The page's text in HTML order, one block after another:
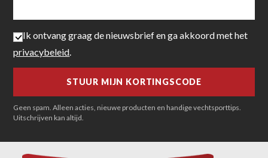
Ik ontvang graag de nieuwsbrief en ga akkoord met het
privacybeleid
Geen spam. Alleen acties, nieuwe producten en handige vechtsporttips.
Uitschrijven kan altijd.